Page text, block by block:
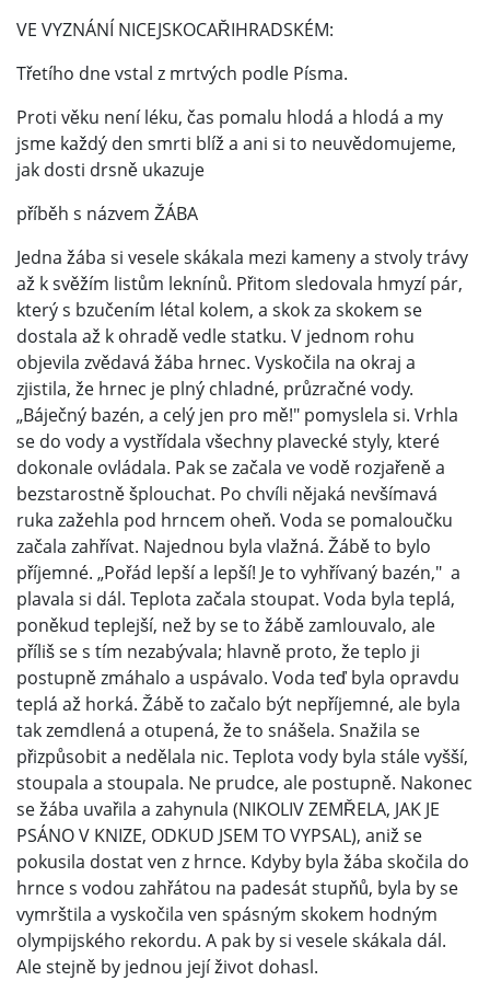
VE VYZNÁNÍ NICEJSKOCAŘIHRADSKÉM:
Třetího dne vstal z mrtvých podle Písma.
Proti věku není léku, čas pomalu hlodá a hlodá a my
jsme každý den smrti blíž a ani si to neuvědomujeme,
jak dosti drsně ukazuje
příběh s názvem ŽÁBA
Jedna žába si vesele skákala mezi kameny a stvoly trávy
až k svěžím listům leknínů. Přitom sledovala hmyzí pár,
který s bzučením létal kolem, a skok za skokem se
dostala až k ohradě vedle statku. V jednom rohu
objevila zvědavá žába hrnec. Vyskočila na okraj a
zjistila, že hrnec je plný chladné, průzračné vody.
„Báječný bazén, a celý jen pro mě!" pomyslela si. Vrhla
se do vody a vystřídala všechny plavecké styly, které
dokonale ovládala. Pak se začala ve vodě rozjařeně a
bezstarostně šplouchat. Po chvíli nějaká nevšímavá
ruka zažehla pod hrncem oheň. Voda se pomaloučku
začala zahřívat. Najednou byla vlažná. Žábě to bylo
příjemné. „Pořád lepší a lepší! Je to vyhřívaný bazén," a
plavala si dál. Teplota začala stoupat. Voda byla teplá,
poněkud teplejší, než by se to žábě zamlouvalo, ale
příliš se s tím nezabývala; hlavně proto, že teplo ji
postupně zmáhalo a uspávalo. Voda teď byla opravdu
teplá až horká. Žábě to začalo být nepříjemné, ale byla
tak zemdlená a otupená, že to snášela. Snažila se
přizpůsobit a nedělala nic. Teplota vody byla stále vyšší,
stoupala a stoupala. Ne prudce, ale postupně. Nakonec
se žába uvařila a zahynula (NIKOLIV ZEMŘELA, JAK JE
PSÁNO V KNIZE, ODKUD JSEM TO VYPSAL), aniž se
pokusila dostat ven z hrnce. Kdyby byla žába skočila do
hrnce s vodou zahřátou na padesát stupňů, byla by se
vymrštila a vyskočila ven spásným skokem hodným
olympijského rekordu. A pak by si vesele skákala dál.
Ale stejně by jednou její život dohasl.